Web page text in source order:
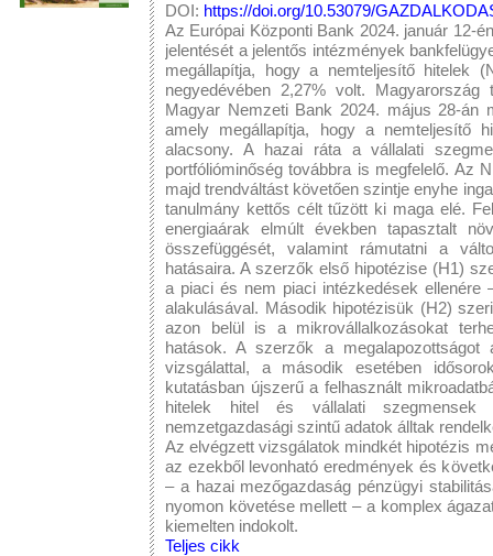
DOI: https://doi.org/10.53079/
Az Európai Központi Bank 2024. január 12-
jelentését a jelentős intézmények
megállapítja, hogy a nemteljesítő hitelek
negyedévében 2,27% volt.
Magyar Nemzeti Bank 2024. május 28-án
amely megállapítja, hogy a nemteljesítő
alacsony. A hazai ráta a vállalati
portfólióminőség továbbra is megfelelő. Az
majd trendváltást követően szintje enyhe
tanulmány kettős célt tűzött ki maga elé.
energiaárak elmúlt években tapasztalt
összefüggését, valamint rámutatni a
hatásaira. A szerzők első hipotézise (H1)
a piaci és nem piaci intézkedések ellenére
alakulásával. Második hipotézisük (H2)
azon belül is a mikrovállalkozásokat
hatások. A szerzők a
vizsgálattal, a második esetében
kutatásban újszerű a felhasznált
hitelek hitel és vállalati szegmensek
nemzetgazdasági szintű adatok álltak
Az elvégzett vizsgálatok mindkét hipotézis
az ezekből levonható eredmények és
– a hazai mezőgazdaság pénzügyi
nyomon követése mellett – a komplex
kiemelten indokolt.
Teljes cikk